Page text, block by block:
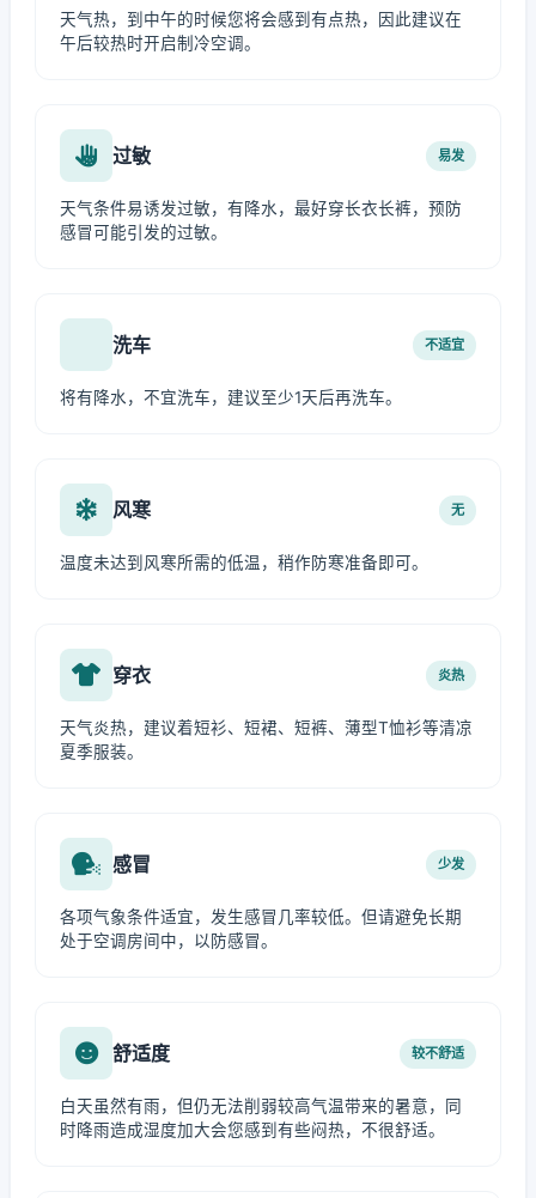
天气热，到中午的时候您将会感到有点热，因此建议在
午后较热时开启制冷空调。
过敏 易发
天气条件易诱发过敏，有降水，最好穿长衣长裤，预防
感冒可能引发的过敏。
洗车 不适宜
将有降水，不宜洗车，建议至少1天后再洗车。
风寒 无
温度未达到风寒所需的低温，稍作防寒准备即可。
穿衣 炎热
天气炎热，建议着短衫、短裙、短裤、薄型T恤衫等清凉
夏季服装。
感冒 少发
各项气象条件适宜，发生感冒几率较低。但请避免长期
处于空调房间中，以防感冒。
舒适度 较不舒适
白天虽然有雨，但仍无法削弱较高气温带来的暑意，同
时降雨造成湿度加大会您感到有些闷热，不很舒适。